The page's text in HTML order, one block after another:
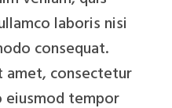
laboris nisi
consequat.
amet, consectetur
eiusmod tempor